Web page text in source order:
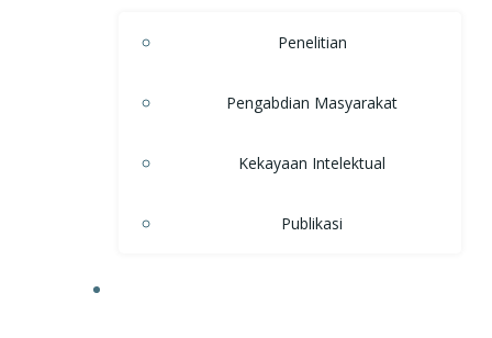
Penelitian
Pengabdian Masyarakat
Kekayaan Intelektual
Publikasi